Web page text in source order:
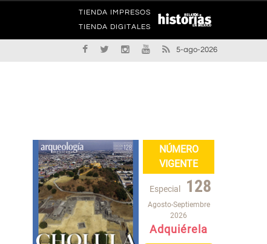
TIENDA IMPRESOS
TIENDA DIGITALES
5-ago-2026
NÚMERO
VIGENTE
Especial 128
Agosto-Septiembre
2026
Adquiérela